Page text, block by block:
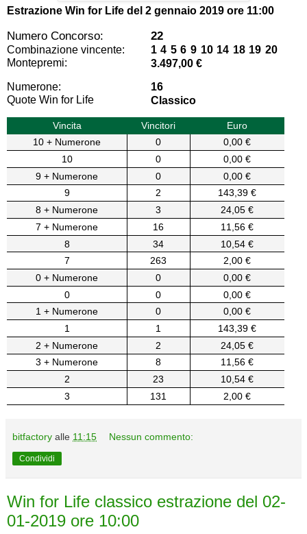
Estrazione Win for Life del 2 gennaio 2019 ore 11:00
Numero Concorso: 22
Combinazione vincente:
1 4 5 6 9 10 14 18 19 20
Montepremi:
3.497,00 €
Numerone:
16
Quote Win for Life
Classico
Vincita Vincitori
Euro
10 + Numerone
0
0,00 €
10
0
0,00 €
9 + Numerone
0
0,00 €
9
2
143,39 €
8 + Numerone
3
24,05 €
7 + Numerone
16
11,56 €
8
34
10,54 €
7
263
2,00 €
0 + Numerone
0
0,00 €
0
0
0,00 €
1 + Numerone
0
0,00 €
1
1
143,39 €
2 + Numerone
2
24,05 €
3 + Numerone
8
11,56 €
2
23
10,54 €
3
131 2,00 €
bitfactory alle 11:15 Nessun commento:
Condividi
Win for Life classico estrazione del 02-
01-2019 ore 10:00